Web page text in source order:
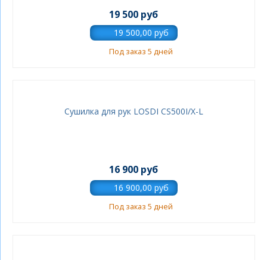
19 500 руб
Под заказ 5 дней
Сушилка для рук LOSDI CS500I/X-L
16 900 руб
Под заказ 5 дней